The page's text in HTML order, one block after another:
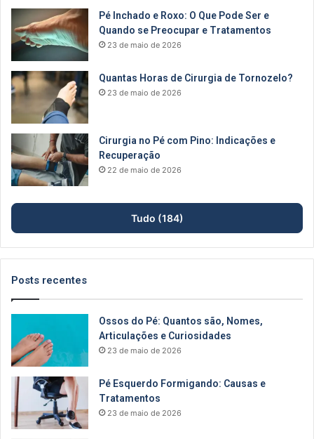
Pé Inchado e Roxo: O Que Pode Ser e
Quando se Preocupar e Tratamentos
23 de maio de 2026
Quantas Horas de Cirurgia de Tornozelo?
23 de maio de 2026
Cirurgia no Pé com Pino: Indicações e
Recuperação
22 de maio de 2026
Tudo (184)
Posts recentes
Ossos do Pé: Quantos são, Nomes,
Articulações e Curiosidades
23 de maio de 2026
Pé Esquerdo Formigando: Causas e
Tratamentos
23 de maio de 2026